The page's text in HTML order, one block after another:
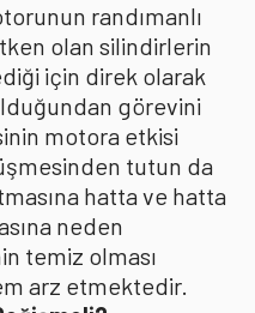
randımanlı
olan silindirlerin
için direk olarak
görevini
motora etkisi
tutun da
hatta ve hatta
neden
temiz olması
arz etmektedir.